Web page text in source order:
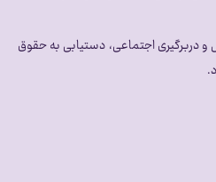
دربرگیری اجتماعی، دستیابی به حقوق